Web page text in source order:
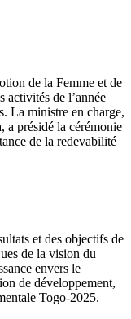
de la Femme et de
activités de l’année
La ministre en charge,
présidé la cérémonie
de la redevabilité
et des objectifs de
de la vision du
envers le
de développement,
Togo-2025.